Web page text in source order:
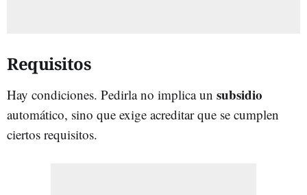
Requisitos
Hay condiciones. Pedirla no implica un subsidio
automático, sino que exige acreditar que se cumplen
ciertos requisitos.